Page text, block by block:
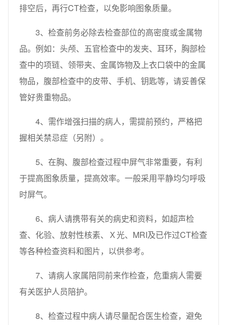
排空后，再行CT检查，以免影响图象质量。
3、检查前务必除去检查部位的高密度或金属物
品。例如：头颅、五官检查中的发夹、耳环，胸部检
查中的项链、领带夹、金属饰物及上衣口袋中的金属
物品，腹部检查中的皮带、手机、钥匙等，请妥善保
管好贵重物品。
4、需作增强扫描的病人，需提前预约，严格把
握相关禁忌症（另附）。
5、在胸、腹部检查过程中屏气非常重要，有利
于提高图象质量，提高效率。一般采用平静均匀呼吸
时屏气。
6、病人请携带有关的病史和资料，如超声检
查、化验、放射性核素、Ｘ光、MRI及已作过CT检查
等各种检查资料和图片，以供参考。
7、请病人家属陪同前来作检查，危重病人需要
有关医护人员陪护。
8、检查过程中病人请尽量配合医生检查，避免